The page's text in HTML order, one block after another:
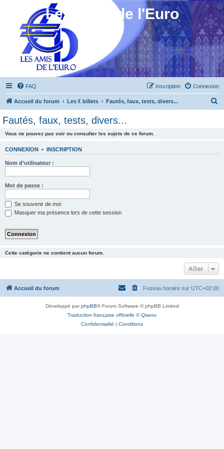
Les Amis de l'Euro
FAQ Connexion
Inscription
Accueil du forum Les € billets Fautés, faux, tests, divers...
Fautés, faux, tests, divers...
Vous ne pouvez pas voir ou consulter les sujets de ce forum.
CONNEXION • INSCRIPTION
Nom d’utilisateur :
Mot de passe :
Se souvenir de moi
Masquer ma présence lors de cette session
Cette catégorie ne contient aucun forum.
Aller
Accueil du forum Fuseau horaire sur UTC+02:00
Développé parphpBB® Forum Software © phpBB Limited
Traduction française officielle ©Qiaeru
Confidentialité | Conditions